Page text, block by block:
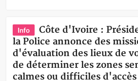
Info
Côte d'Ivoire :
la Police annonce des
d'évaluation des lieux de
de déterminer les zones
calmes ou difficiles d'accès